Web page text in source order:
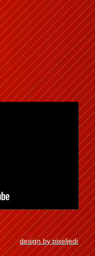
design by pixeljedi